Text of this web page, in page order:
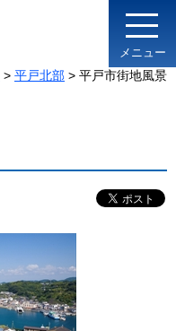
メニュー
> 平戸北部 > 平戸市街地風景